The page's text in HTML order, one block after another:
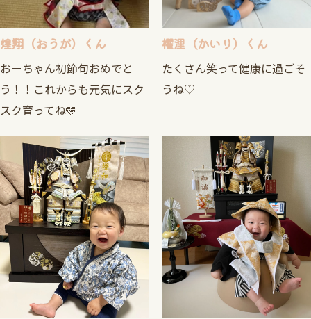
煌翔（おうが）くん
おーちゃん初節句おめでと
う！！これからも元気にスク
スク育ってね🩵
櫂浬（かいり）くん
たくさん笑って健康に過ごそ
うね♡